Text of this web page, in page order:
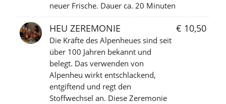
neuer Frische. Dauer ca. 20 Minuten
HEU ZEREMONIE € 10,50
Die Kräfte des Alpenheues sind seit
über 100 Jahren bekannt und
belegt. Das verwenden von
Alpenheu wirkt entschlackend,
entgiftend und regt den
Stoffwechsel an. Diese Zeremonie